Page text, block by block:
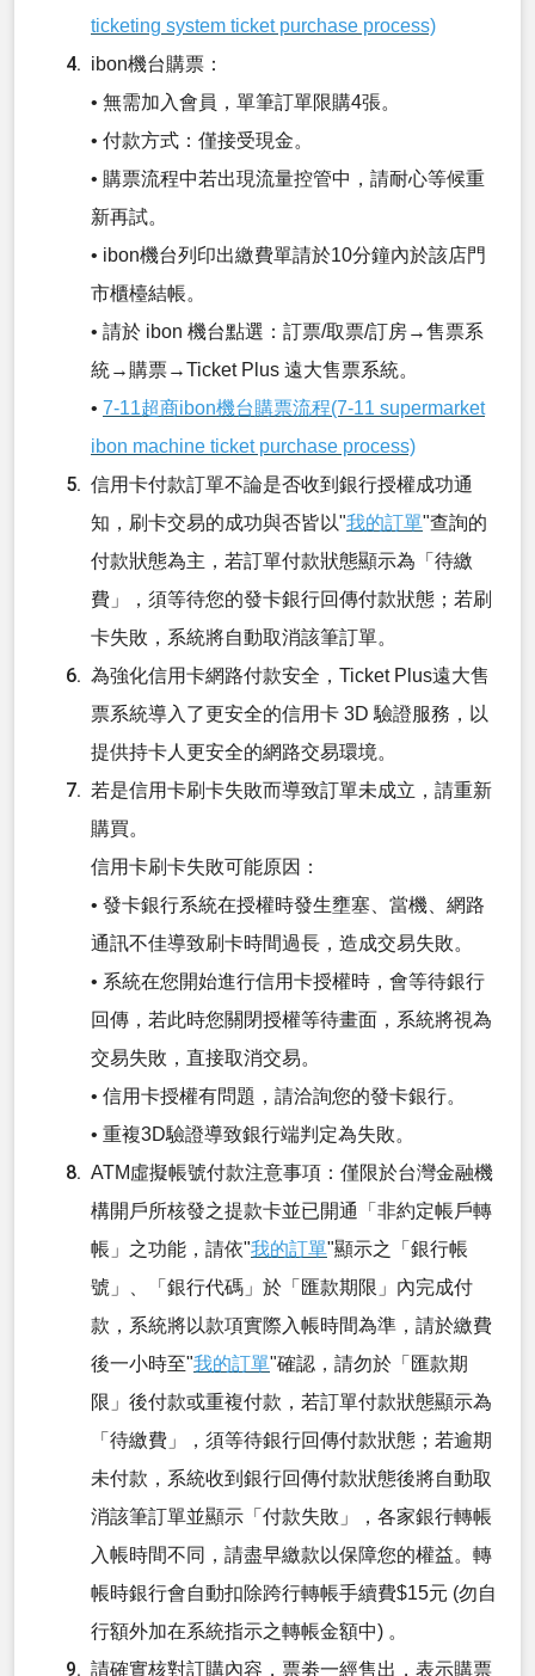
ticketing system ticket purchase process)
ibon機台購票：
• 無需加入會員，單筆訂單限購4張。
• 付款方式：僅接受現金。
• 購票流程中若出現流量控管中，請耐心等候重
新再試。
• ibon機台列印出繳費單請於10分鐘內於該店門
市櫃檯結帳。
• 請於 ibon 機台點選：訂票/取票/訂房→售票系
統→購票→Ticket Plus 遠大售票系統。
• 7-11超商ibon機台購票流程(7-11 supermarket
ibon machine ticket purchase process)
信用卡付款訂單不論是否收到銀行授權成功通
知，刷卡交易的成功與否皆以"我的訂單"查詢的
付款狀態為主，若訂單付款狀態顯示為「待繳
費」，須等待您的發卡銀行回傳付款狀態；若刷
卡失敗，系統將自動取消該筆訂單。
為強化信用卡網路付款安全，Ticket Plus遠大售
票系統導入了更安全的信用卡 3D 驗證服務，以
提供持卡人更安全的網路交易環境。
若是信用卡刷卡失敗而導致訂單未成立，請重新
購買。
信用卡刷卡失敗可能原因：
• 發卡銀行系統在授權時發生壅塞、當機、網路
通訊不佳導致刷卡時間過長，造成交易失敗。
• 系統在您開始進行信用卡授權時，會等待銀行
回傳，若此時您關閉授權等待畫面，系統將視為
交易失敗，直接取消交易。
• 信用卡授權有問題，請洽詢您的發卡銀行。
• 重複3D驗證導致銀行端判定為失敗。
ATM虛擬帳號付款注意事項：僅限於台灣金融機
構開戶所核發之提款卡並已開通「非約定帳戶轉
帳」之功能，請依"我的訂單"顯示之「銀行帳
號」、「銀行代碼」於「匯款期限」內完成付
款，系統將以款項實際入帳時間為準，請於繳費
後一小時至"我的訂單"確認，請勿於「匯款期
限」後付款或重複付款，若訂單付款狀態顯示為
「待繳費」，須等待銀行回傳付款狀態；若逾期
未付款，系統收到銀行回傳付款狀態後將自動取
消該筆訂單並顯示「付款失敗」，各家銀行轉帳
入帳時間不同，請盡早繳款以保障您的權益。轉
帳時銀行會自動扣除跨行轉帳手續費$15元 (勿自
行額外加在系統指示之轉帳金額中) 。
請確實核對訂購內容，票劵一經售出，表示購票